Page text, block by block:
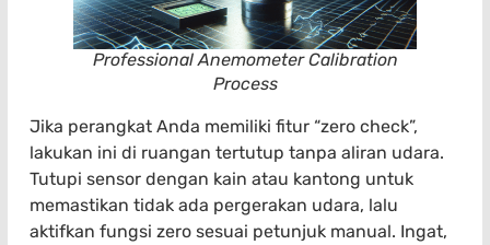
Professional Anemometer Calibration
Process
Jika perangkat Anda memiliki fitur “zero check”,
lakukan ini di ruangan tertutup tanpa aliran udara.
Tutupi sensor dengan kain atau kantong untuk
memastikan tidak ada pergerakan udara, lalu
aktifkan fungsi zero sesuai petunjuk manual. Ingat,